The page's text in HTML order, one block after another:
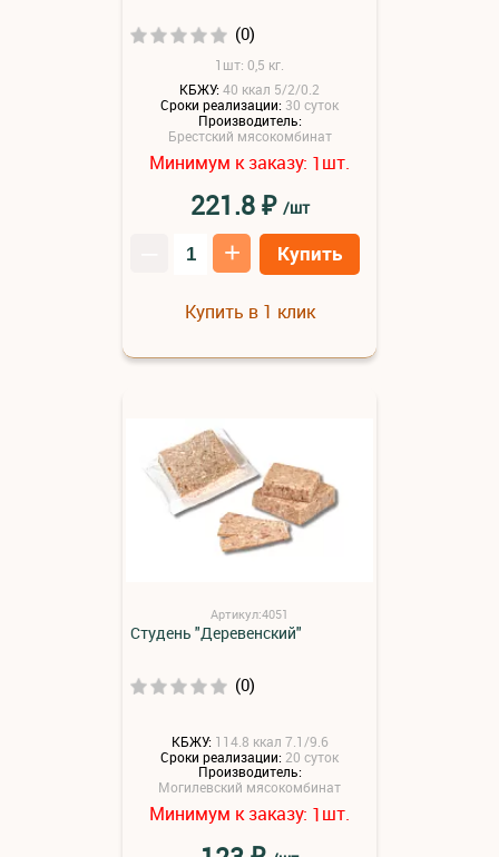
(0)
1шт: 0,5 кг.
КБЖУ:40 ккал 5/2/0.2
Сроки реализации: 30 суток
Производитель:
Брестский мясокомбинат
Минимум к заказу: 1шт.
221.8₽ /шт
+ Купить
Купить в 1 клик
Артикул:4051
Студень "Деревенский"
(0)
КБЖУ: 114.8 ккал 7.1/9.6
Сроки реализации: 20 суток
Производитель:
Могилевский мясокомбинат
Минимум к заказу: 1шт.